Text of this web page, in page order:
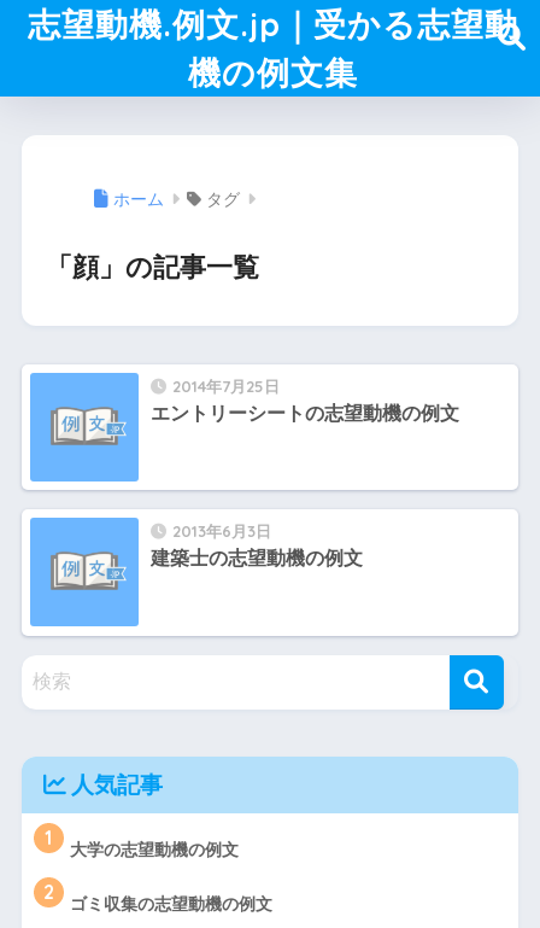
志望動機.例文.jp｜受かる志望動
機の例文集
ホーム タグ
「顔」の記事一覧
2014年7月25日
エントリーシートの志望動機の例文
2013年6月3日
建築士の志望動機の例文
人気記事
1 大学の志望動機の例文
2 ゴミ収集の志望動機の例文